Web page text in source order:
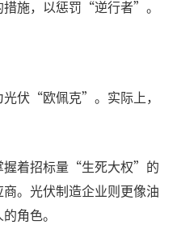
施，以惩罚“逆行者”。
伏“欧佩克”。实际上，
着招标量“生死大权”的
。光伏制造企业则更像油
角色。